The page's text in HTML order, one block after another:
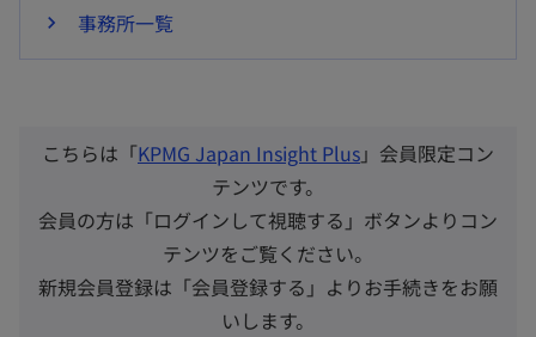
事務所一覧
こちらは「KPMG Japan Insight Plus」会員限定コン
テンツです。
会員の方は「ログインして視聴する」ボタンよりコン
テンツをご覧ください。
新規会員登録は「会員登録する」よりお手続きをお願
いします。